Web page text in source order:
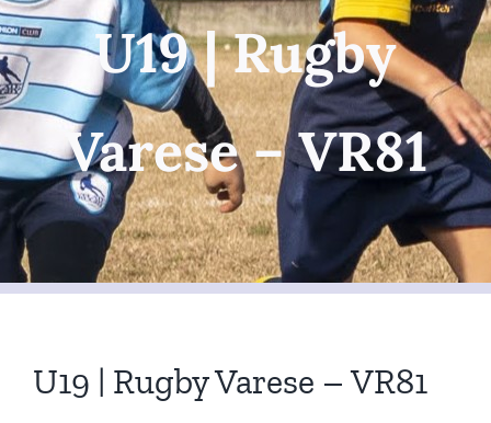
U19 | Rugby
Varese – VR81
U19 | Rugby Varese – VR81